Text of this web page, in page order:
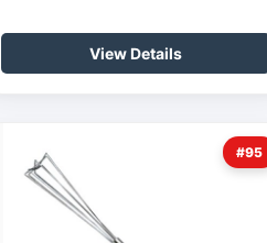
View Details
#95